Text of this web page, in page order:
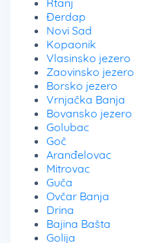
Đerdap
Novi Sad
Kopaonik
Vlasinsko jezero
Zaovinsko jezero
Borsko jezero
Vrnjačka Banja
Bovansko jezero
Golubac
Goč
Aranđelovac
Mitrovac
Guča
Ovčar Banja
Drina
Bajina Bašta
Golija